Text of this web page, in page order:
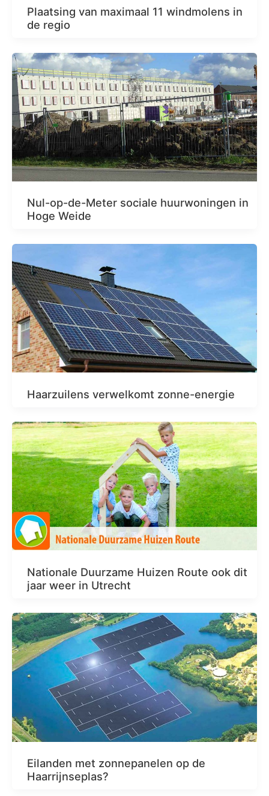
Plaatsing van maximaal 11 windmolens in
de regio
Nul-op-de-Meter sociale huurwoningen in
Hoge Weide
Haarzuilens verwelkomt zonne-energie
Nationale Duurzame Huizen Route ook dit
jaar weer in Utrecht
Eilanden met zonnepanelen op de
Haarrijnseplas?